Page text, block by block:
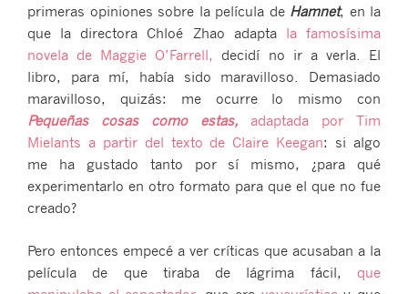
primeras opiniones sobre la película de Hamnet, en la
que la directora Chloé Zhao adapta la famosísima
novela de Maggie O’Farrell, decidí no ir a verla. El
libro, para mí, había sido maravilloso. Demasiado
maravilloso, quizás: me ocurre lo mismo con
Pequeñas cosas como estas, adaptada por Tim
Mielants a partir del texto de Claire Keegan: si algo
me ha gustado tanto por sí mismo, ¿para qué
experimentarlo en otro formato para que el que no fue
creado?
Pero entonces empecé a ver críticas que acusaban a la
película de que tiraba de lágrima fácil, que